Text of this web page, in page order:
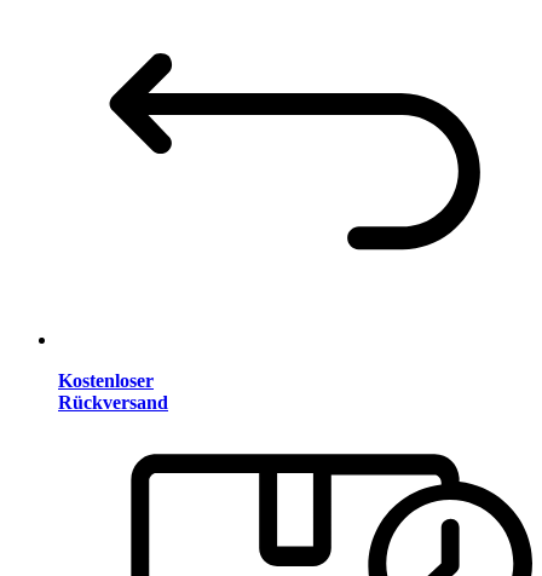
Kostenloser
Rückversand